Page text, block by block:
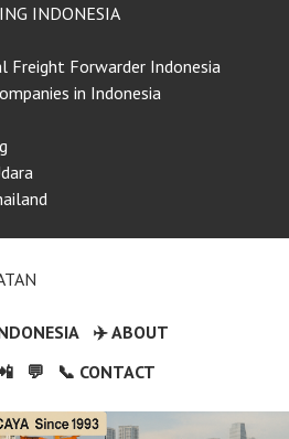
INDONESIA
Freight Forwarder Indonesia
in Indonesia
✈️ ABOUT
💬 📞 CONTACT